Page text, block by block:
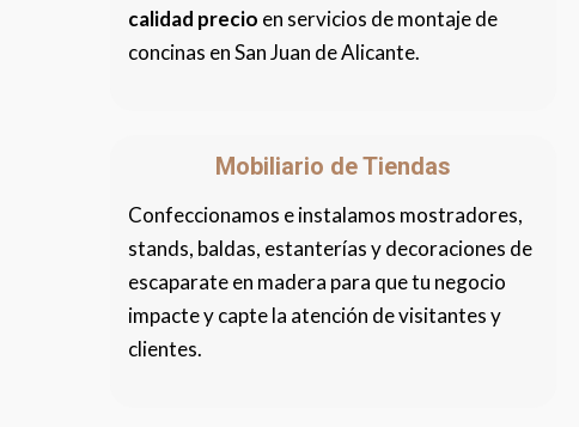
calidad precio en servicios de montaje de
concinas en San Juan de Alicante.
Mobiliario de Tiendas
Confeccionamos e instalamos mostradores,
stands, baldas, estanterías y decoraciones de
escaparate en madera para que tu negocio
impacte y capte la atención de visitantes y
clientes.